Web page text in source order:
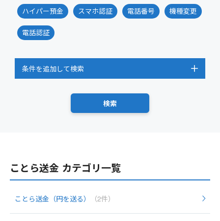
ハイパー預金 スマホ認証 電話番号 機種変更
電話認証
条件を追加して検索
ことら送金 カテゴリ一覧
ことら送金（円を送る） （2件）